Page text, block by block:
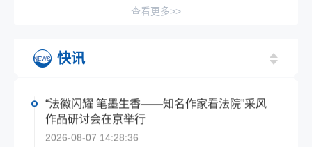
查看更多>>
快讯
系列IP作品《浑天星途》从科幻文学走向多维
文化 获两位世界科幻“雨果奖”得主倾力推荐
“法徽闪耀 笔墨生香——知名作家看法院”采风
作品研讨会在京举行
2026-08-07 14:28:36